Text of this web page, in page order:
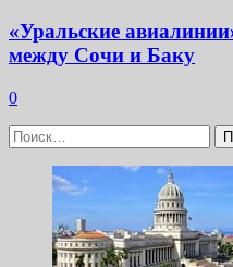
«Уральские
между Сочи и Баку
0
Найти: